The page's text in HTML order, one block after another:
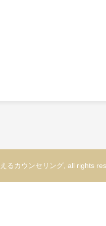
るカウンセリング, all rights